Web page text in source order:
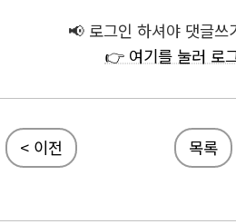
📢 로그인 하셔야 댓글쓰
👉 여기를 눌러 로
< 이전 목록